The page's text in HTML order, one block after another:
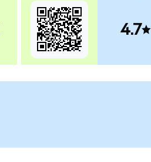
4.7